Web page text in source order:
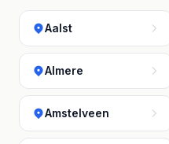
Aalst
Almere
Amstelveen